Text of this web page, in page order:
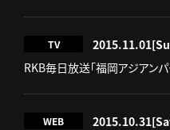
TV 2015.11.01
RKB毎日放送「福岡アジアンパ
WEB 2015.10.31